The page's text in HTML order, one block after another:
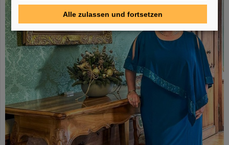
Alle zulassen und fortsetzen